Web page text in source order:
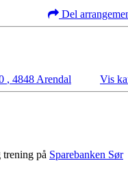
Del
, 4848 Arendal Vis
på Sparebanken Sør